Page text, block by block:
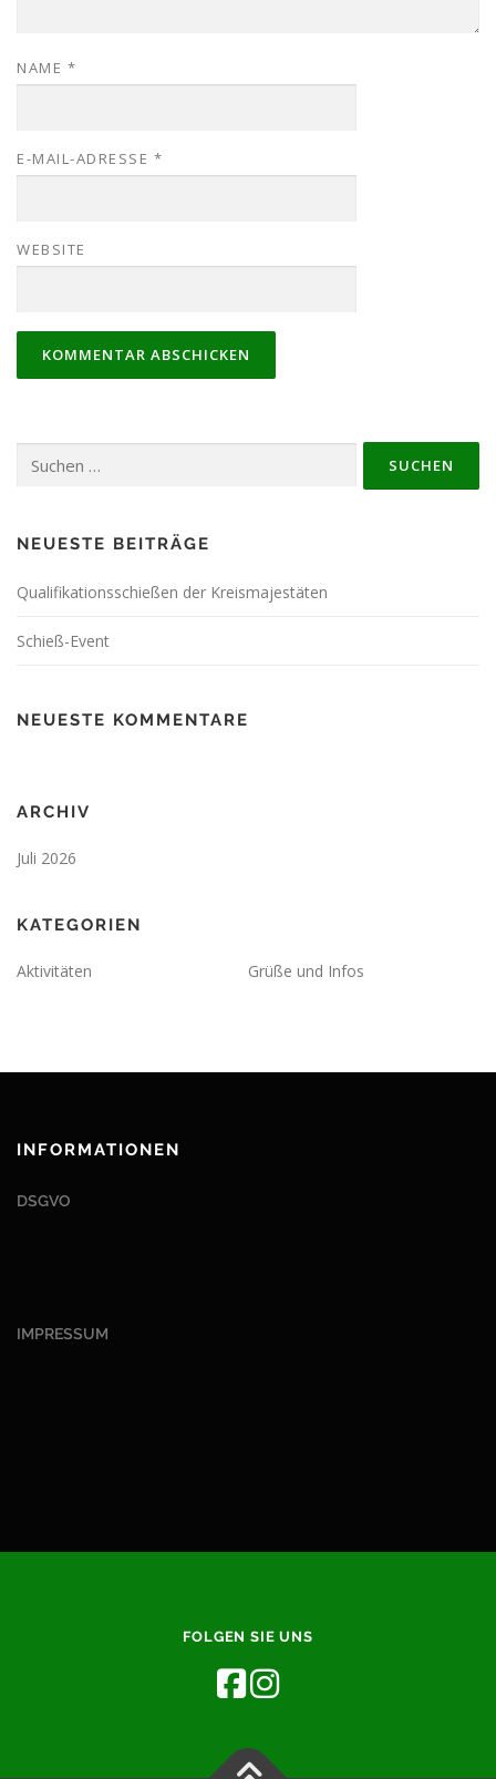
NAME *
E-MAIL-ADRESSE *
WEBSITE
nach:
NEUESTE BEITRÄGE
Qualifikationsschießen der Kreismajestäten
Schieß-Event
NEUESTE KOMMENTARE
ARCHIV
Juli 2026
KATEGORIEN
Aktivitäten Grüße und Infos
INFORMATIONEN
DSGVO
IMPRESSUM
FOLGEN SIE UNS